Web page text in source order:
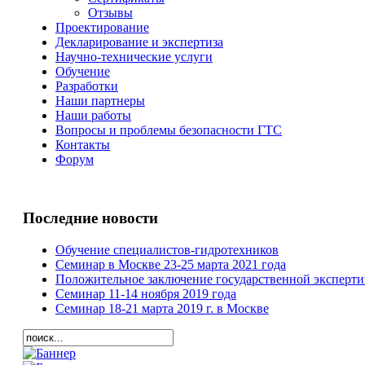
Отзывы
Проектирование
Декларирование и экспертиза
Научно-технические услуги
Обучение
Разработки
Наши партнеры
Наши работы
Вопросы и проблемы безопасности ГТС
Контакты
Форум
Последние новости
Обучение специалистов-гидротехников
Семинар в Москве 23-25 марта 2021 года
Положительное заключение государственной
Семинар 11-14 ноября 2019 года
Семинар 18-21 марта 2019 г. в Москве